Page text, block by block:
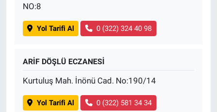
NO:8
Yol Tarifi Al 0 (322) 324 40 98
ARİF DÖŞLÜ ECZANESİ
Kurtuluş Mah. İnönü Cad. No:190/14
Yol Tarifi Al 0 (322) 581 34 34